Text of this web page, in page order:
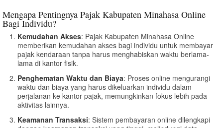
Mengapa Pentingnya Pajak Kabupaten Minahasa Online
Bagi Individu?
Kemudahan Akses: Pajak Kabupaten Minahasa Online
memberikan kemudahan akses bagi individu untuk membayar
pajak kendaraan tanpa harus menghabiskan waktu berlama-
lama di kantor fisik.
Penghematan Waktu dan Biaya: Proses online mengurangi
waktu dan biaya yang harus dikeluarkan individu dalam
perjalanan ke kantor pajak, memungkinkan fokus lebih pada
aktivitas lainnya.
Keamanan Transaksi: Sistem pembayaran online dilengkapi